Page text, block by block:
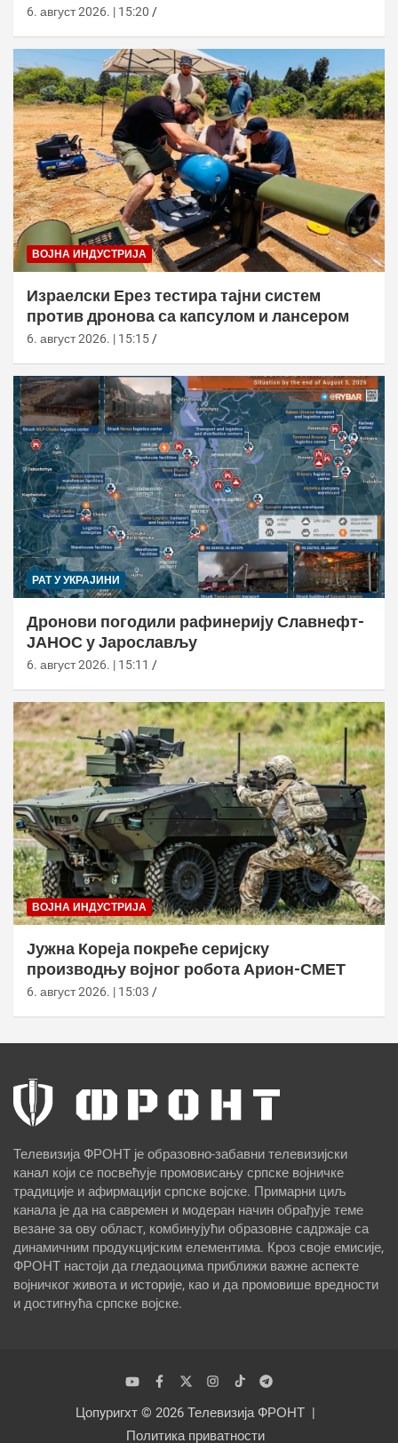
6. август 2026. | 15:20
ВОЈНА ИНДУСТРИЈА
Израелски Ерез тестира тајни систем
против дронова са капсулом и лансером
6. август 2026. | 15:15
РАТ У УКРАЈИНИ
Дронови погодили рафинерију Славнефт-
ЈАНОС у Јарослављу
6. август 2026. | 15:11
ВОЈНА ИНДУСТРИЈА
Јужна Кореја покреће серијску
производњу војног робота Арион-СМЕТ
6. август 2026. | 15:03
Телевизија ФРОНТ је образовно-забавни телевизијски
канал који се посвећује промовисању српске војничке
традиције и афирмацији српске војске. Примарни циљ
канала је да на савремен и модеран начин обрађује теме
везане за ову област, комбинујући образовне садржаје са
динамичним продукцијским елементима. Кроз своје емисије,
ФРОНТ настоји да гледаоцима приближи важне аспекте
војничког живота и историје, као и да промовише вредности
и достигнућа српске војске.
Цопyригхт © 2026 Телевизија ФРОНТ
Политика приватности